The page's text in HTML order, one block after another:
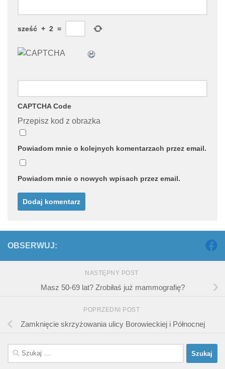
sześć + 2 =
CAPTCHA Code
Przepisz kod z obrazka
Powiadom mnie o kolejnych komentarzach przez email.
Powiadom mnie o nowych wpisach przez email.
OBSERWUJ:
NASTĘPNY POST
Masz 50-69 lat? Zrobiłaś już mammografię?
POPRZEDNI POST
Zamknięcie skrzyżowania ulicy Borowieckiej i Północnej
Szukaj: